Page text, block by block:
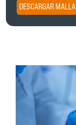
DESCARGAR MALLA